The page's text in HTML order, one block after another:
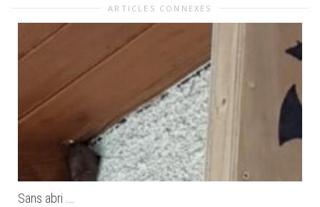
ARTICLES CONNEXES
Sans abri ….